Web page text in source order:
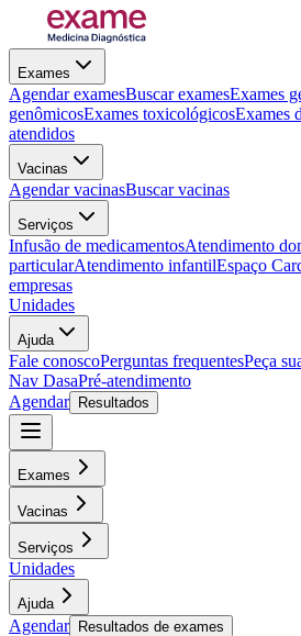
Exames
Agendar examesBuscar examesExames
genômicosExames toxicológicosExames
atendidos
Vacinas
Agendar vacinasBuscar vacinas
Serviços
Infusão de medicamentosAtendimento
particularAtendimento infantilEspaço
empresas
Unidades
Ajuda
Fale conoscoPerguntas frequentesPeça
Nav DasaPré-atendimento
Agendar
Resultados
Exames
Vacinas
Serviços
Unidades
Ajuda
Agendar Resultados de exames